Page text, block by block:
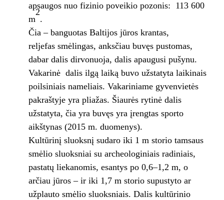
apsaugos nuo fizinio poveikio pozonis: 113 600
m
2
.
Čia – banguotas Baltijos jūros krantas,
reljefas smėlingas, anksčiau buvęs pustomas,
dabar dalis dirvonuoja, dalis apaugusi pušynu.
Vakarinė dalis ilgą laiką buvo užstatyta laikinais
poilsiniais nameliais. Vakariniame gyvenvietės
pakraštyje yra pliažas. Šiaurės rytinė dalis
užstatyta, čia yra buvęs yra įrengtas sporto
aikštynas (2015 m. duomenys).
Kultūrinį sluoksnį sudaro iki 1 m storio tamsaus
smėlio sluoksniai su archeologiniais radiniais,
pastatų liekanomis, esantys po 0,6–1,2 m, o
arčiau jūros – ir iki 1,7 m storio supustyto ar
užplauto smėlio sluoksniais. Dalis kultūrinio